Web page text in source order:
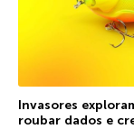
Invasores
roubar dados e